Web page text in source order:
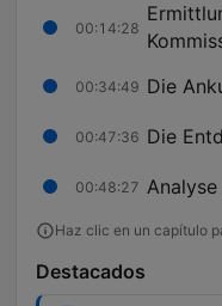
00:14:28
00:34:49 Die
00:47:36 Die
00:48:27
Haz clic en un capítulo
Destacados